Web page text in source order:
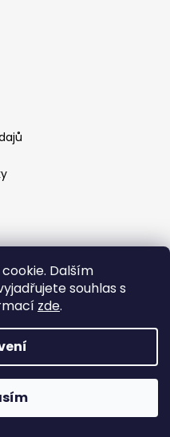
Dalším
souhlas s
zde.
práva vyhrazena.